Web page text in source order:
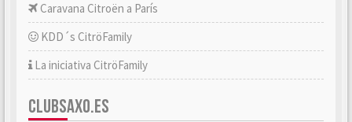
Caravana Citroën a París
KDD´s CitröFamily
La iniciativa CitröFamily
CLUBSAXO.ES